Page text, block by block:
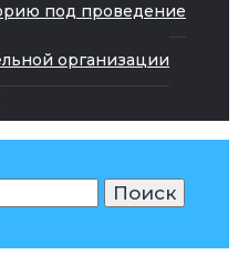
под проведение
организации